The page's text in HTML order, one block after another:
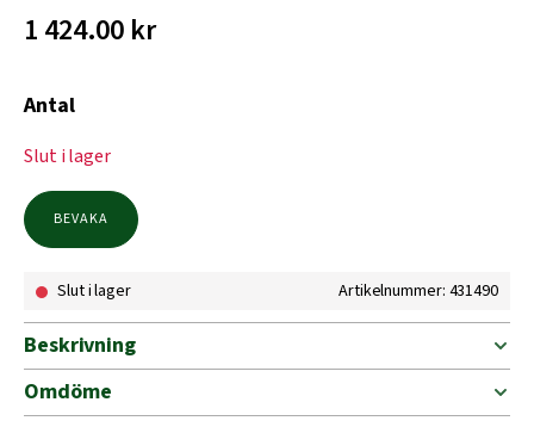
1 424.00 kr
Antal
Slut i lager
BEVAKA
Slut i lager Artikelnummer: 431490
Beskrivning
Omdöme